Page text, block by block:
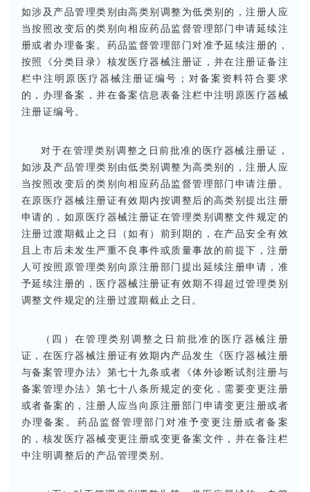
如涉及产品管理类别由高类别调整为低类别的，注册人应
当按照改变后的类别向相应药品监督管理部门申请延续注
册或者办理备案。药品监督管理部门对准予延续注册的，
按照《分类目录》核发医疗器械注册证，并在注册证备注
栏中注明原医疗器械注册证编号；对备案资料符合要求
的，办理备案，并在备案信息表备注栏中注明原医疗器械
注册证编号。
对于在管理类别调整之日前批准的医疗器械注册证，
如涉及产品管理类别由低类别调整为高类别的，注册人应
当按照改变后的类别向相应药品监督管理部门申请注册。
在原医疗器械注册证有效期内按调整后的高类别提出注册
申请的，如原医疗器械注册证在管理类别调整文件规定的
注册过渡期截止之日（如有）前到期的，在产品安全有效
且上市后未发生严重不良事件或质量事故的前提下，注册
人可按照原管理类别向原注册部门提出延续注册申请，准
予延续注册的，医疗器械注册证有效期不得超过管理类别
调整文件规定的注册过渡期截止之日。
（四）在管理类别调整之日前批准的医疗器械注册
证，在医疗器械注册证有效期内产品发生《医疗器械注册
与备案管理办法》第七十九条或者《体外诊断试剂注册与
备案管理办法》第七十八条所规定的变化，需要变更注册
或者备案的，注册人应当向原注册部门申请变更注册或者
办理备案。药品监督管理部门对准予变更注册或者备案
的，核发医疗器械变更注册或变更备案文件，并在备注栏
中注明调整后的产品管理类别。